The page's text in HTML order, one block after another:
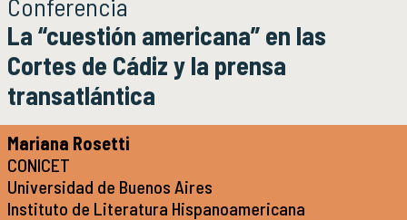
Órganos colegiados
Normatividad y gestiones
Investigación
INVESTIGACIÓN
Áreas de investigación e investigadores
Proyectos de investigación
Seminarios
Micrositios
Investigación posdoctoral
Conferencia
La “cuestión americana” en las
Cortes de Cádiz y la prensa
transatlántica
Mariana Rosetti
CONICET
Universidad de Buenos Aires
Instituto de Literatura Hispanoamericana